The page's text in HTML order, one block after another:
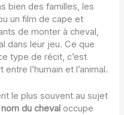
bien des familles, les
un film de cape et
de monter à cheval,
dans leur jeu. Ce que
type de récit, c’est
l’humain et l’animal.
le plus souvent au sujet
nom du cheval occupe